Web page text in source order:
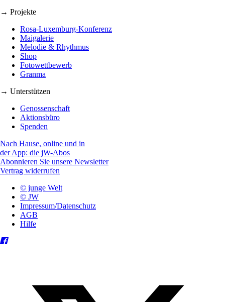
→ Projekte
Rosa-Luxemburg-Konferenz
Maigalerie
Melodie & Rhythmus
Shop
Fotowettbewerb
Granma
→ Unterstützen
Genossenschaft
Aktionsbüro
Spenden
Nach Hause, online und in
der App: die jW-Abos
Abonnieren Sie unsere Newsletter
Vertrag widerrufen
© junge Welt
© JW
Impressum/Datenschutz
AGB
Hilfe